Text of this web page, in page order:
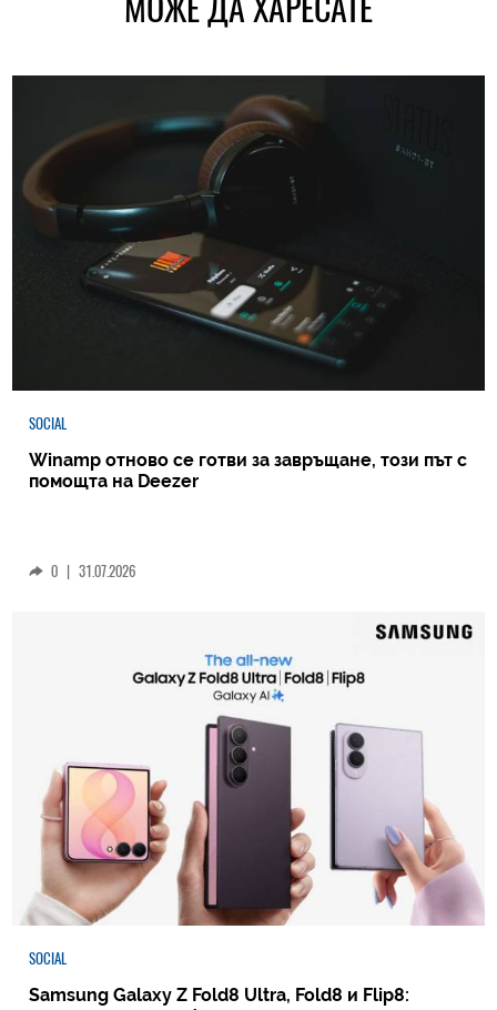
SOCIAL
Winamp отново се готви за завръщане, този път с
помощта на Deezer
0 | 31.07.2026
SOCIAL
Samsung Galaxy Z Fold8 Ultra, Fold8 и Flip8: